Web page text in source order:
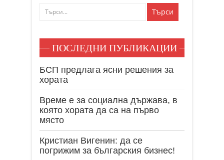
ПОСЛЕДНИ ПУБЛИКАЦИИ
БСП предлага ясни решения за
хората
Време е за социална държава, в
която хората да са на първо
място
Кристиан Вигенин: да се
погрижим за българския бизнес!